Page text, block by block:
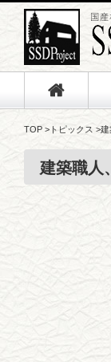
TOP > トピックス >
建築職人